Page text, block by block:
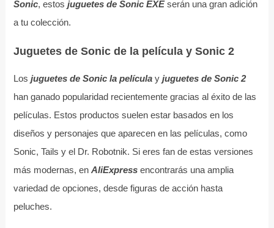
Sonic, estos juguetes de Sonic EXEserán una gran adición
a tu colección.
Juguetes de Sonic de la película y Sonic 2
Los juguetes de Sonic la películay juguetes de Sonic 2
han ganado popularidad recientemente gracias al éxito de las
películas. Estos productos suelen estar basados en los
diseños y personajes que aparecen en las películas, como
Sonic, Tails y el Dr. Robotnik. Si eres fan de estas versiones
más modernas, en AliExpressencontrarás una amplia
variedad de opciones, desde figuras de acción hasta
peluches.